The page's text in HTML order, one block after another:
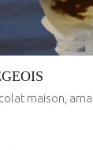
maison,